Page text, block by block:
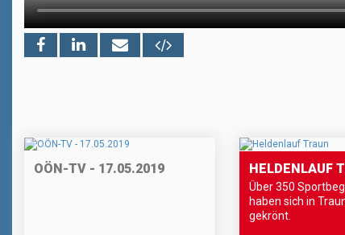
OÖN-TV - 17.05.2019 HELDENLAUF
Über 350
haben sich in
gekrönt.